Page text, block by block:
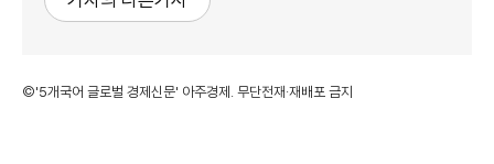
©'5개국어 글로벌 경제신문' 아주경제. 무단전재·재배포 금지